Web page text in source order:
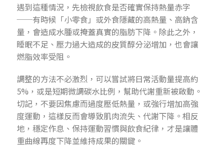
遇到這種情況，先檢視飲食是否確實保持熱量赤字
──有時候「小零食」或外食隱藏的高熱量、高鈉含
量，會造成水腫或掩蓋真實的脂肪下降。除此之外，
睡眠不足、壓力過大造成的皮質醇分泌增加，也會讓
燃脂效率受阻。
調整的方法不必激烈，可以嘗試將日常活動量提高約
5%，或是短期微調碳水比例，幫助代謝重新被啟動。
切記，不要因焦慮而過度壓低熱量，或強行增加高強
度運動，這樣反而會導致肌肉流失、代謝下降。相反
地，穩定作息、保持運動習慣與飲食紀律，才是讓體
重曲線再度下降並維持成果的關鍵。